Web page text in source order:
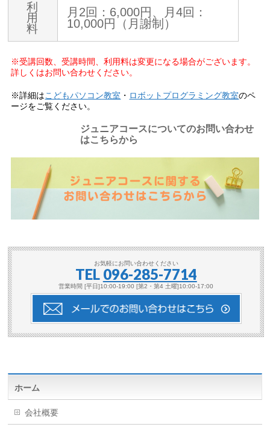
利
用
料
月2回：6,000円、月4回：
10,000円（月謝制）
※受講回数、受講時間、利用料は変更になる場合がございます。
詳しくはお問い合わせください。
※詳細はこどもパソコン教室 ・ ロボットプログラミング教室のペ
ージをご覧ください。
ジュニアコースについてのお問い合わせ
はこちらから
お気軽にお問い合わせください
TEL 096-285-7714
営業時間 [平日]10:00-19:00 [第2・第4 土曜]10:00-17:00
ホーム
会社概要